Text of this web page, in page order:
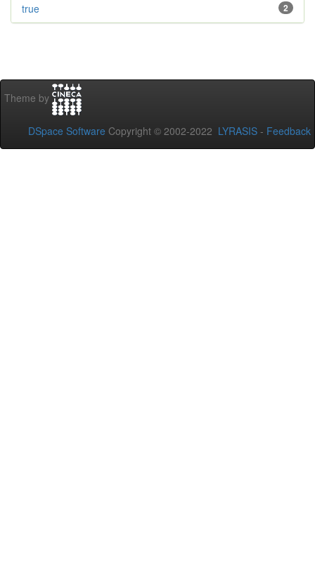
2
true
Theme by
DSpace Software Copyright © 2002-2022 LYRASIS - Feedback